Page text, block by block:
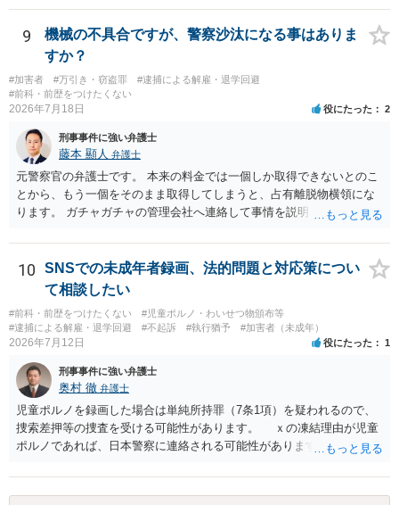
法領得の意思は発現しており、窃盗の既遂罪は成立し得まると思われ
ます。 元の場所に戻したのは、前述の目的を遂行する関係上、ばれな
いように戻したと評価されることになるのではないかと思います。 防
犯カメラに写っているのがあなたなのかは不明ですが、極めて深刻な
事態になっているのは確かです。お早目にご両親などとも相談して、
弁護士を依頼の上、示談の方向で動かれるのがよろしいかと思いま
9
機械の不具合ですが、警察沙汰になる事はありま
すか？
#加害者 #万引き・窃盗罪
#逮捕による解雇・退学回避
#前科・前歴をつけたくない
2026年7月18日 役にたった 2
刑事事件に強い弁護士
藤本 顯人 弁護士
元警察官の弁護士です。 本来の料金では一個しか取得できないとのこ
とから、もう一個をそのまま取得してしまうと、占有離脱物横領にな
ります。 ガチャガチャの管理会社へ連絡して事情を説明して一個返還
あるいは管理会社がお金は不要かつ返還不要との申し出があれば取得
しても問題ありません。
10
SNSでの未成年者録画、法的問題と対応策につい
て相談したい
#前科・前歴をつけたくない
#児童ポルノ・わいせつ物頒布等
#逮捕による解雇・退学回避
#不起訴 #執行猶予 #加害者（未成年）
2026年7月12日 役にたった 1
刑事事件に強い弁護士
奥村 徹 弁護士
児童ポルノを録画した場合は単純所持罪（7条1項）を疑われるので、
捜索差押等の捜査を受ける可能性があります。 ｘの凍結理由が児童
ポルノであれば、日本警察に連絡される可能性があります。 対応と
るなり、警察に相談するなり、検討してください